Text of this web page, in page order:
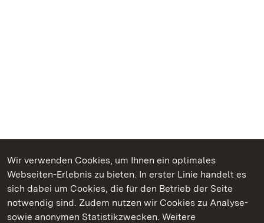
Wir verwenden Cookies, um Ihnen ein optimales
Webseiten-Erlebnis zu bieten. In erster Linie handelt es
sich dabei um Cookies, die für den Betrieb der Seite
notwendig sind. Zudem nutzen wir Cookies zu Analyse-
sowie anonymen Statistikzwecken. Weitere
Kommen. Staunen. Genießen.